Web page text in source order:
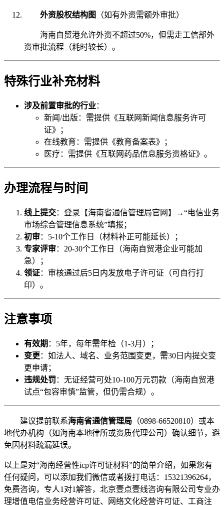
外资股权结构图 （如有外资需额外审批）
海南自贸港允许外资不超过50%，但需走工信部外
资审批流程（耗时较长）。
特殊行业补充材料
涉及前置审批的行业：
新闻/出版：需提供《互联网新闻信息服务许可
证》；
在线教育：需提供《教育备案表》；
医疗：需提供《互联网药品信息服务资格证》。
办理流程与时间
线上提交：登录【海南省通信管理局官网】→“电信业务
市场综合管理信息系统”填报；
初审：5-10个工作日（材料补正可能延长）；
专家评审：20-30个工作日（海南自贸港企业可能加
急）；
领证：审核通过后5日内发放电子许可证（可自行打
印）。
注意事项
有效期 ：5年，每年需年检（1-3月）；
变更 ：如法人、域名、业务范围变更，需30日内提交变
更申请；
违规处罚 ：无证经营可处10-100万元罚款（海南自贸港
试点“包容审慎”监管，但仍需合规）。
建议提前联系海南省通信管理局 （0898-66520810）或本
地代办机构（如海南本地律所或资质代理公司）确认细节，避
免因材料疏漏延误。
以上是对“海南经营性icp许可证材料”的简单介绍，如果您有
任何疑问，可以添加我们微信或者拨打电话：15321396264，
免费咨询，专人1对1解答，北京壹点壹线咨询有限公司专业办
理增值电信业务经营许可证、网络文化经营许可证、工商注